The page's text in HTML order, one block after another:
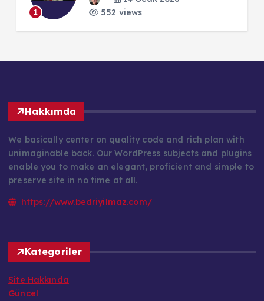
1
552 views
Hakkımda
We basically center on quality code and rich plan with
unimaginable back. Our WordPress subjects and plugins
enable you to make an elegant, proficient and simple to
preserve site in no time at all.
https://www.bedriyilmaz.com/
Kategoriler
Site Hakkında
Güncel